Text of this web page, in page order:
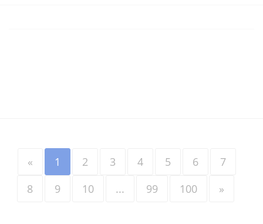
« 1 2 3 4 5 6
7
8
9 10 ... 99 100 »